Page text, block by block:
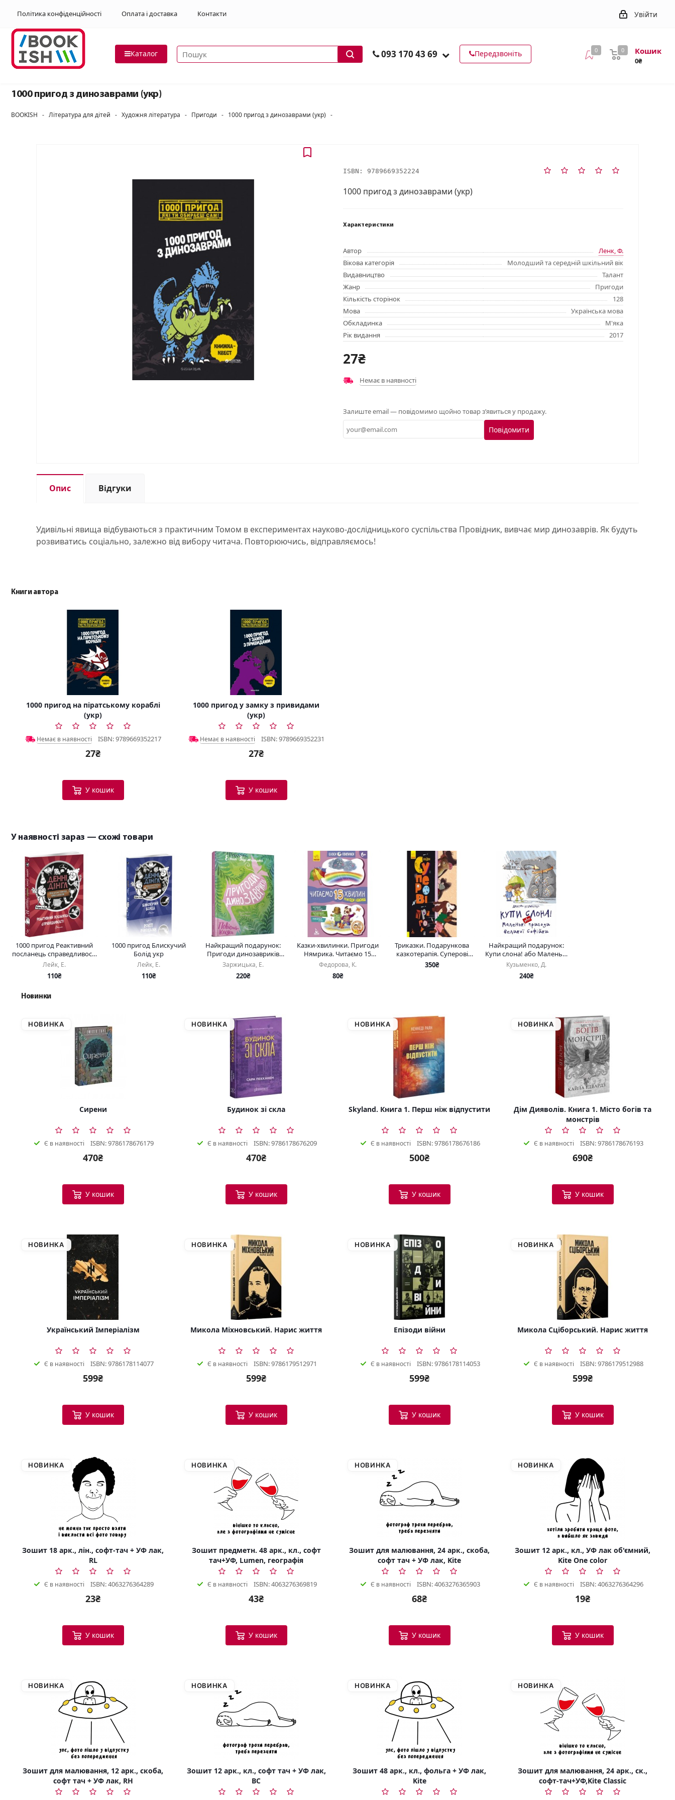
Політика конфіденційності Оплата і доставка Контакти Увійти
Каталог Пошук товарів 093 170 43 69 Передзвоніть 0 Кошик
0₴
0
1000 пригод з динозаврами (укр)
BOOKISH - Література для дітей - Художня література - Пригоди - 1000 пригод з динозаврами (укр) -
ISBN: 9789669352224
1000 пригод з динозаврами (укр)
Характеристики
Автор
Ленк, Ф.
Вікова категорія
Молодший та середній шкільний вік
Видавництво
Талант
Жанр
Пригоди
Кількість сторінок
128
Мова
Українська мова
Обкладинка
М'яка
Рік видання
2017
27₴
Немає в наявності
Залиште email — повідомимо щойно товар з’явиться у продажу.
Повідомити
Опис Відгуки
Удивільні явища відбуваються з практичним Томом в експериментах науково-дослідницького суспільства Провідник, вивчає мир динозаврів. Як будуть
розвиватись соціально, залежно від вибору читача. Повторюючись, відправляємось!
Книги автора
1000 пригод на піратському кораблі
(укр)
Немає в наявності ISBN: 9789669352217
27₴
У кошик
1000 пригод у замку з привидами
(укр)
Немає в наявності ISBN: 9789669352231
27₴
У кошик
У наявності зараз — схожі товари
1000 пригод Реактивний
посланець справедливості
укр
Лейк, Е.
110₴
1000 пригод Блискучий
Болід укр
Лейк, Е.
110₴
Найкращий подарунок:
Пригоди динозавриків
(укр)
Заржицька, Е.
220₴
Казки-хвилинки. Пригоди
Нямрика. Читаємо 15
хвилин. 3-й рівень
складності (Укр)
Федорова, К.
80₴
Триказки. Подарункова
казкотерапія. Суперові
пригоди (Укр)
350₴
Найкращий подарунок:
Купи слона! або Маленькі
пригоди великої Софійки
Кузьменко, Д.
240₴
Новинки
НОВИНКА
Сирени
Є в наявності ISBN: 9786178676179
470₴
У кошик
НОВИНКА
Будинок зі скла
Є в наявності ISBN: 9786178676209
470₴
У кошик
НОВИНКА
Skyland. Книга 1. Перш ніж відпустити
Є в наявності ISBN: 9786178676186
500₴
У кошик
НОВИНКА
Дім Дияволів. Книга 1. Місто богів та
монстрів
Є в наявності ISBN: 9786178676193
690₴
У кошик
НОВИНКА
Український Імперіалізм
Є в наявності ISBN: 9786178114077
599₴
У кошик
НОВИНКА
Микола Міхновський. Нарис життя
Є в наявності ISBN: 9786179512971
599₴
У кошик
НОВИНКА
Епізоди війни
Є в наявності ISBN: 9786178114053
599₴
У кошик
НОВИНКА
Микола Сціборський. Нарис життя
Є в наявності ISBN: 9786179512988
599₴
У кошик
НОВИНКА
Зошит 18 арк., лін., софт-тач + УФ лак,
RL
Є в наявності ISBN: 4063276364289
23₴
У кошик
НОВИНКА
Зошит предметн. 48 арк., кл., софт
тач+УФ, Lumen, географія
Є в наявності ISBN: 4063276369819
43₴
У кошик
НОВИНКА
Зошит для малювання, 24 арк., скоба,
софт тач + УФ лак, Kite
Є в наявності ISBN: 4063276365903
68₴
У кошик
НОВИНКА
Зошит 12 арк., кл., УФ лак об'ємний,
Kite One color
Є в наявності ISBN: 4063276364296
19₴
У кошик
НОВИНКА
Зошит для малювання, 12 арк., скоба,
софт тач + УФ лак, RH
НОВИНКА
Зошит 12 арк., кл., софт тач + УФ лак,
BC
НОВИНКА
Зошит 48 арк., кл., фольга + УФ лак,
Kite
НОВИНКА
Зошит для малювання, 24 арк., ск.,
софт-тач+УФ,Kite Classic